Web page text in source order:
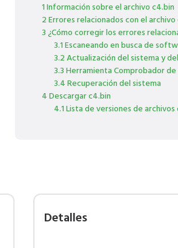
1 Información sobre el archivo c4.bin
2 Errores relacionados con el
3 ¿Cómo corregir los errores
3.1 Escaneando en busca de
3.2 Actualización del sistema y
3.3 Herramienta Comprobador
3.4 Recuperación del sistema
4 Descargar c4.bin
4.1 Lista de versiones de archivos
Detalles